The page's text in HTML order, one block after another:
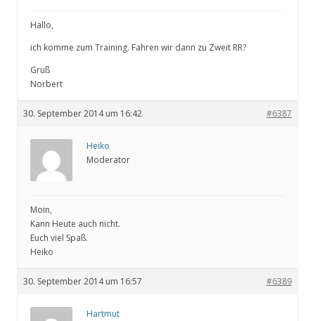
Hallo,
ich komme zum Training. Fahren wir dann zu Zweit RR?
Gruß
Norbert
30. September 2014 um 16:42 #6387
Heiko
Moderator
Moin,
Kann Heute auch nicht.
Euch viel Spaß.
Heiko
30. September 2014 um 16:57 #6389
Hartmut